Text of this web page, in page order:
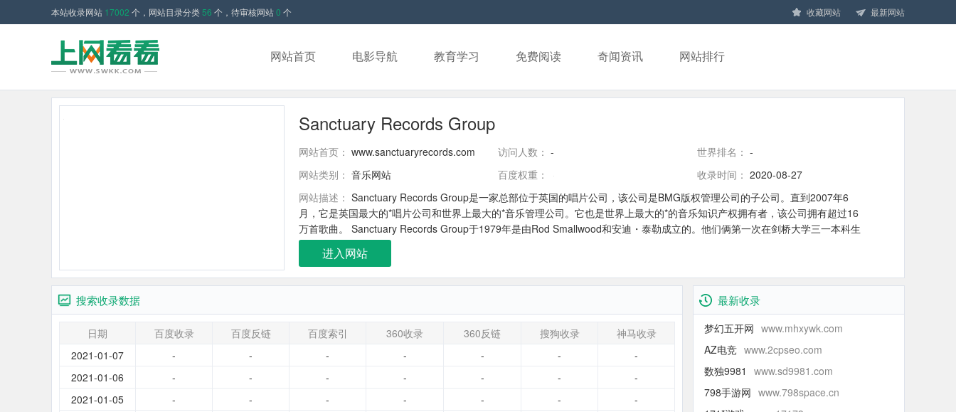
本站收录网站 17002 个，网站目录分类56 个，待审核网站0 个 收藏网站 最新网站
网站首页 电影导航 教育学习 免费阅读 奇闻资讯 网站排行
Sanctuary Records Group
网站首页： www.sanctuaryrecords.com 访问人数： - 世界排名： -
网站类别： 音乐网站 百度权重： 收录时间： 2020-08-27
网站描述： Sanctuary Records Group是一家总部位于英国的唱片公司，该公司是BMG版权管理公司的子公司。直到2007年6
月，它是英国最大的*唱片公司和世界上最大的*音乐管理公司。它也是世界上最大的*的音乐知识产权拥有者，该公司拥有超过16
万首歌曲。 Sanctuary Records Group于1979年是由Rod Smallwood和安迪・泰勒成立的。他们俩第一次在剑桥大学三一本科生
学院遇见，后来又在歌舞上遇见。1979年，他们在伦敦成立并经营酒吧Iron Maiden。在他们命名乐队的歌曲“圣殿”之后，他们开
始命名唱片公司，并发布1980年以后，包括其1980年的首张同名专辑。 1989年至1991年，Sanctuary Records Group被松巴集
团共同拥有，在2001年,其音乐出版部门仍持有Iron Maiden的音乐。1994年，该公司多元化。当中的股权包括编剧和制片人的合
资企业。雷蒙德・汤普森加入Cloud9 Screen Entertainment Group。 在2005年，斯莫尔伍德成为Sanctuary Records Group总经
理，泰勒成为行政长官，新主席为前英国航空公司首席执行官鲍勃瑷玲。2006年5月26日，瑷玲驳回泰勒在以前年度的会计严重问
题和不准确之处。在2006年底，斯莫尔伍德离开了公司。 2007年6月15日，Sanctuary Records Group与环球音乐集团宣布已达
成一项协议，环球音乐集团以4450万英镑收购该公司。
进入网站
搜索收录数据
日期 百度收录 百度反链 百度索引 360收录 360反链 搜狗收录
神马收录
2021-01-07
- - - - - -
-
2021-01-06
- - - - - -
-
2021-01-05
- - - - - -
-
最新收录
梦幻五开网 www.mhxywk.com
AZ电竞 www.2cpseo.com
数独9981
www.sd9981.com
798手游网 www.798space.cn